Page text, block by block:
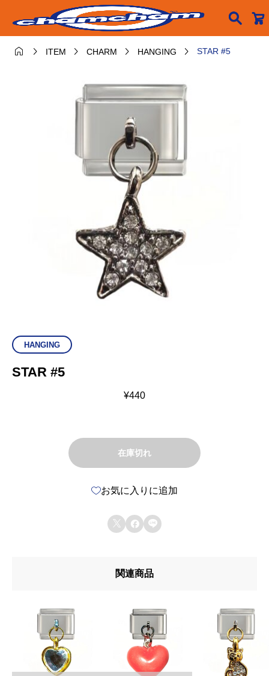

  ITEM  CHARM  HANGING  STAR #5
HANGING
STAR #5
¥440
在庫切れ
お気に入りに追加
  
関連商品